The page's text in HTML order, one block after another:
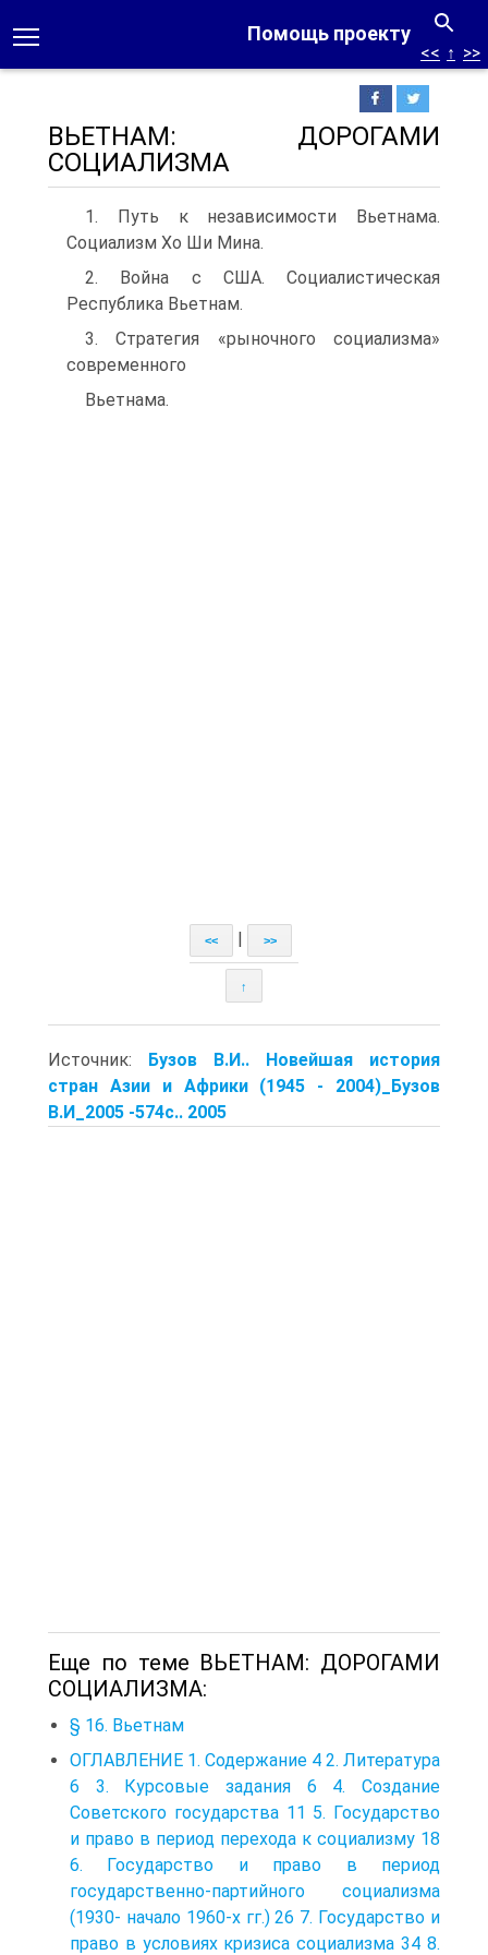
Помощь проекту
<< ↑ >>
ВЬЕТНАМ: ДОРОГАМИ
СОЦИАЛИЗМА
1. Путь к независимости Вьетнама.
Социализм Хо Ши Мина.
2. Война с США. Социалистическая
Республика Вьетнам.
3. Стратегия «рыночного социализма»
современного
Вьетнама.
<< >>
↑
Источник: Бузов В.И.. Новейшая история
стран Азии и Африки (1945 - 2004)_Бузов
В.И_2005 -574с.. 2005
Еще по теме ВЬЕТНАМ: ДОРОГАМИ
СОЦИАЛИЗМА:
§ 16. Вьетнам
ОГЛАВЛЕНИЕ 1. Содержание 4 2. Литература
6 3. Курсовые задания 6 4. Создание
Советского государства 11 5. Государство
и право в период перехода к социализму 18
6. Государство и право в период
государственно-партийного социализма
(1930- начало 1960-х гг.) 26 7. Государство и
право в условиях кризиса социализма 34 8.